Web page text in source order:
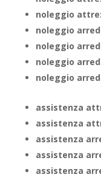
noleggio
noleggio
noleggio
noleggio
noleggio
assistenza
assistenza
assistenza
assistenza
assistenza